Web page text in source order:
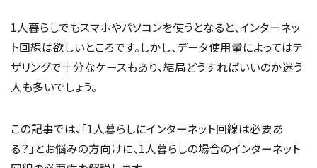
1人暮らしでもスマホやパソコンを使うとなると、インターネッ
ト回線は欲しいところです。しかし、データ使用量によってはテ
ザリングで十分なケースもあり、結局どうすればいいのか迷う
人も多いでしょう。
この記事では、「1人暮らしにインターネット回線は必要あ
る？」とお悩みの方向けに、1人暮らしの場合のインターネット